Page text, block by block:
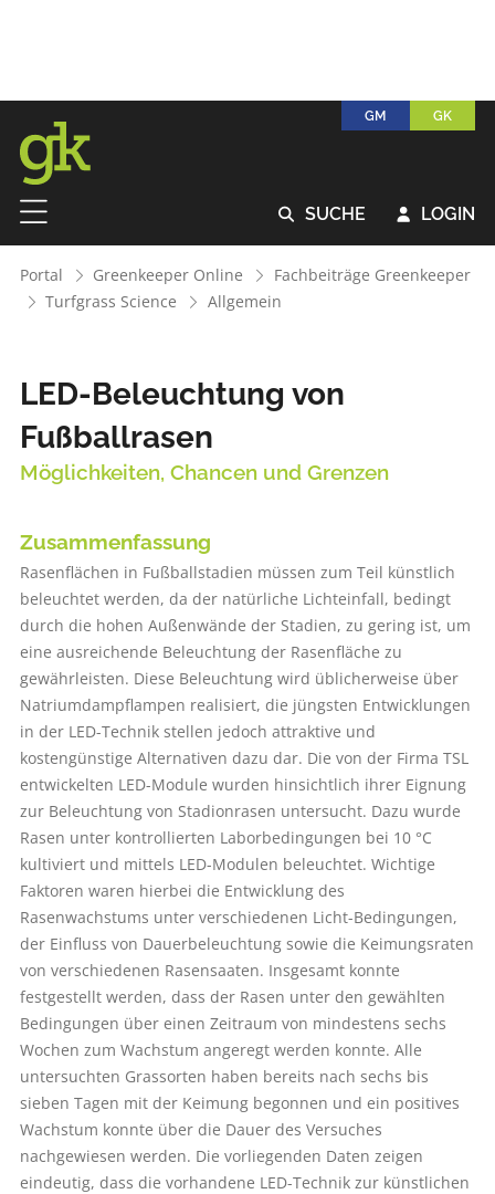
GM GK
 SUCHE  LOGIN
Portal Greenkeeper Online
Fachbeiträge Greenkeeper
Turfgrass Science
Allgemein
LED-Beleuchtung von
Fußballrasen
Möglichkeiten, Chancen und Grenzen
Zusammenfassung
Rasenflächen in Fußballstadien müssen zum Teil künstlich
beleuchtet werden, da der natürliche Lichteinfall, bedingt
durch die hohen Außenwände der Stadien, zu gering ist, um
eine ausreichende Beleuchtung der Rasenfläche zu
gewährleisten. Diese Beleuchtung wird üblicherweise über
Natriumdampflampen realisiert, die jüngsten Entwicklungen
in der LED-Technik stellen jedoch attraktive und
kostengünstige Alternativen dazu dar. Die von der Firma TSL
entwickelten LED-Module wurden hinsichtlich ihrer Eignung
zur Beleuchtung von Stadionrasen untersucht. Dazu wurde
Rasen unter kontrollierten Laborbedingungen bei 10 °C
kultiviert und mittels LED-Modulen beleuchtet. Wichtige
Faktoren waren hierbei die Entwicklung des
Rasenwachstums unter verschiedenen Licht-Bedingungen,
der Einfluss von Dauerbeleuchtung sowie die Keimungsraten
von verschiedenen Rasensaaten. Insgesamt konnte
festgestellt werden, dass der Rasen unter den gewählten
Bedingungen über einen Zeitraum von mindestens sechs
Wochen zum Wachstum angeregt werden konnte. Alle
untersuchten Grassorten haben bereits nach sechs bis
sieben Tagen mit der Keimung begonnen und ein positives
Wachstum konnte über die Dauer des Versuches
nachgewiesen werden. Die vorliegenden Daten zeigen
eindeutig, dass die vorhandene LED-Technik zur künstlichen